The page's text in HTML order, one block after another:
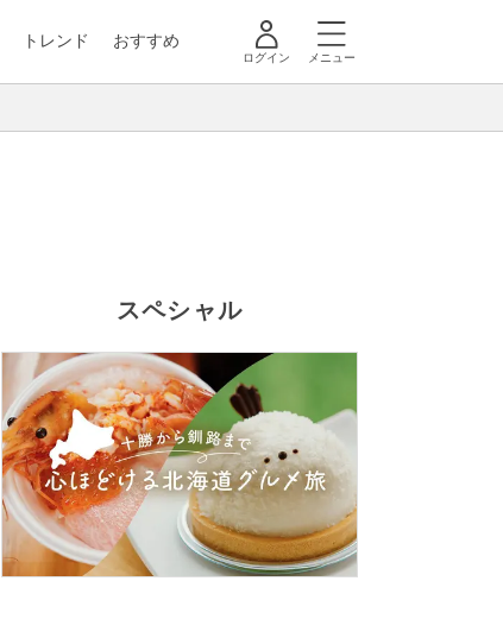
トレンド おすすめ
ログイン メニュー
スペシャル